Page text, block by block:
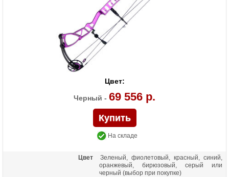
Цвет:
Черный - 69 556 р.
На складе
Цвет
Зеленый, фиолетовый, красный, синий,
оранжевый, бирюзовый, серый или
черный (выбор при покупке)